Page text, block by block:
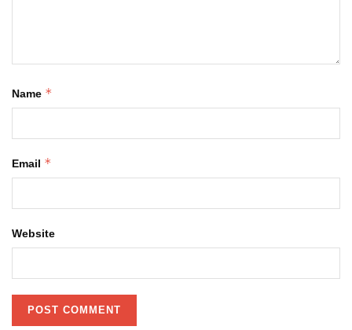
Name *
Email *
Website